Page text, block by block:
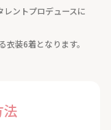
ントプロデュースに
装6着となります。